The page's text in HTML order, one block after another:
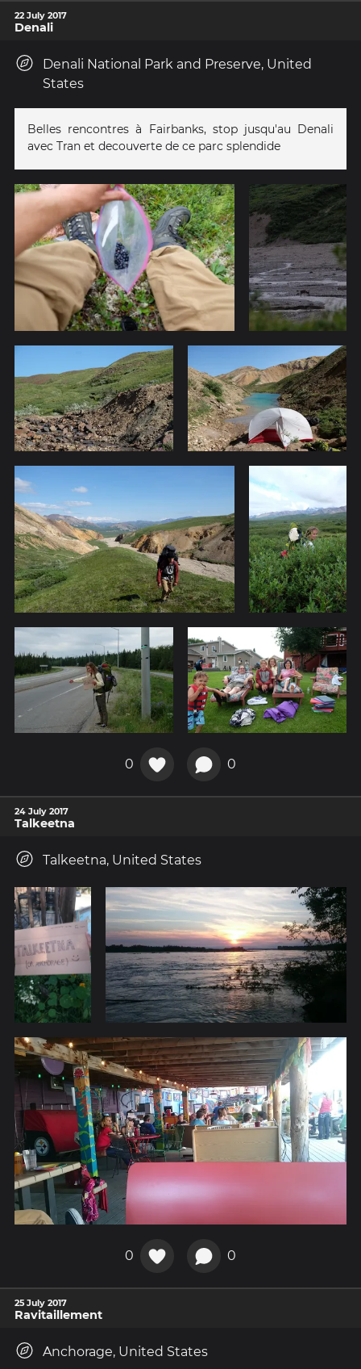
22 July 2017
Denali
Denali National Park and Preserve, United
States
Belles rencontres à Fairbanks, stop jusqu'au Denali
avec Tran et decouverte de ce parc splendide
0 0
24 July 2017
Talkeetna
Talkeetna, United States
0 0
25 July 2017
Ravitaillement
Anchorage, United States